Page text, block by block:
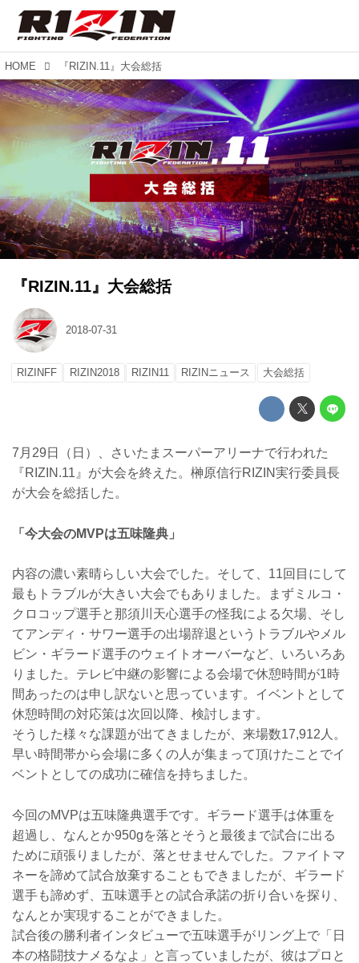
HOME 『RIZIN.11』大会総括
『RIZIN.11』大会総括
2018-07-31
RIZINFF RIZIN2018 RIZIN11 RIZINニュース 大会総括
7月29日（日）、さいたまスーパーアリーナで行われた
『RIZIN.11』が大会を終えた。榊原信行RIZIN実行委員長
が大会を総括した。
「今大会のMVPは五味隆典」
内容の濃い素晴らしい大会でした。そして、11回目にして
最もトラブルが大きい大会でもありました。まずミルコ・
クロコップ選手と那須川天心選手の怪我による欠場、そし
てアンディ・サワー選手の出場辞退というトラブルやメル
ビン・ギラード選手のウェイトオーバーなど、いろいろあ
りました。テレビ中継の影響による会場で休憩時間が1時
間あったのは申し訳ないと思っています。イベントとして
休憩時間の対応策は次回以降、検討します。
そうした様々な課題が出てきましたが、来場数17,912人。
早い時間帯から会場に多くの人が集まって頂けたことでイ
ベントとしての成功に確信を持ちました。
今回のMVPは五味隆典選手です。ギラード選手は体重を
超過し、なんとか950gを落とそうと最後まで試合に出る
ために頑張りましたが、落とせませんでした。ファイトマ
ネーを諦めて試合放棄することもできましたが、ギラード
選手も諦めず、五味選手との試合承諾の折り合いを探り、
なんとか実現することができました。
試合後の勝利者インタビューで五味選手がリング上で「日
本の格闘技ナメるなよ」と言っていましたが、彼はプロと